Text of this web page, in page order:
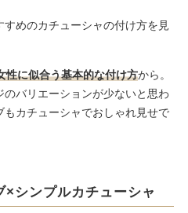
めのカチューシャの付け方を見
性に似合う基本的な付け方から。
バリエーションが少ないと思わ
カチューシャでおしゃれ見せで
シンプルカチューシャ